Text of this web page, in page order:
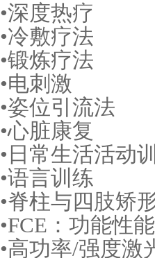
•深度热疗
•冷敷疗法
•锻炼疗法
•电刺激
•姿位引流法
•心脏康复
•日常生活活动
•语言训练
•脊柱与四肢矫
•FCE：功能性
•高功率/强度激